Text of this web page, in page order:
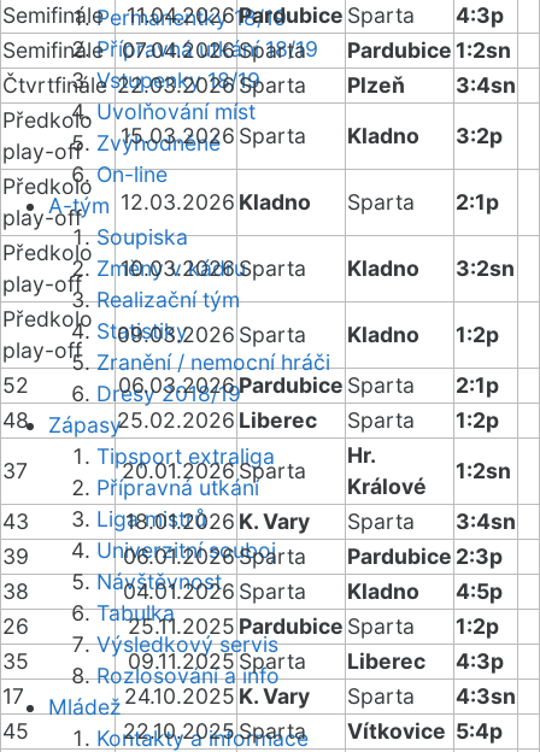
Permanentky 18/19
Přípravná utkání 18/19
Vstupenky 18/19
Uvolňování míst
Zvýhodněné
On-line
A-tým
Soupiska
Změny v kádru
Realizační tým
Statistiky
Zranění / nemocní hráči
Dresy 2018/19
Zápasy
Tipsport extraliga
Přípravná utkání
Liga mistrů
Univerzitní souboj
Návštěvnost
Tabulka
Výsledkový servis
Rozlosování a info
Mládež
Kontakty a informace
Semifinále 11.04.2026Pardubice Sparta
4:3p
Semifinále
07.04.2026Sparta Pardubice 1:2sn
Čtvrtfinále 22.03.2026Sparta Plzeň
3:4sn
Předkolo
play-off
15.03.2026 Sparta Kladno
3:2p
Předkolo
play-off
12.03.2026 Kladno Sparta
2:1p
Předkolo
play-off
10.03.2026Sparta Kladno
3:2sn
Předkolo
play-off
09.03.2026 Sparta Kladno
1:2p
52
06.03.2026Pardubice Sparta
2:1p
48
25.02.2026 Liberec Sparta
1:2p
37
20.01.2026Sparta
Hr.
Králové
1:2sn
43
18.01.2026 K. Vary Sparta
3:4sn
39
06.01.2026Sparta Pardubice 2:3p
38
04.01.2026 Sparta Kladno
4:5p
26
25.11.2025 Pardubice Sparta
1:2p
35
09.11.2025 Sparta Liberec
4:3p
17
24.10.2025 K. Vary Sparta
4:3sn
45
22.10.2025Sparta Vítkovice 5:4p